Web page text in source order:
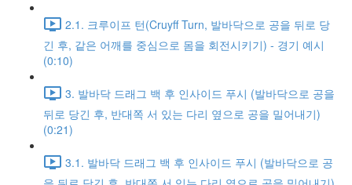
2.1. 크루이프 턴(Cruyff Turn, 발바닥으로 공을 뒤로 당
긴 후, 같은 어깨를 중심으로 몸을 회전시키기) - 경기 예시
(0:10)
3. 발바닥 드래그 백 후 인사이드 푸시 (발바닥으로 공을
뒤로 당긴 후, 반대쪽 서 있는 다리 옆으로 공을 밀어내기)
(0:21)
3.1. 발바닥 드래그 백 후 인사이드 푸시 (발바닥으로 공